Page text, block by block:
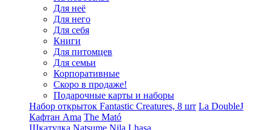
Для неё
Для него
Для себя
Книги
Для питомцев
Для семьи
Корпоративные
Скоро в продаже!
Подарочные карты и наборы
Набор открыток Fantastic Creatures, 8 шт La DoubleJ
Кафтан Ama The Mató
Шкатулка Natsume Nila Lhasa